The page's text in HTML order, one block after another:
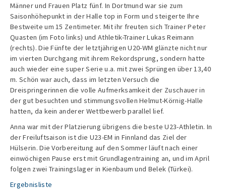
Männer und Frauen Platz fünf. In Dortmund war sie zum
Saisonhöhepunkt in der Halle top in Form und steigerte Ihre
Bestweite um 15 Zentimeter. Mit ihr freuten sich Trainer Peter
Quasten (im Foto links) und Athletik-Trainer Lukas Reimann
(rechts). Die Fünfte der letztjährigen U20-WM glänzte nicht nur
im vierten Durchgang mit ihrem Rekordsprung, sondern hatte
auch wieder eine super Serie u.a. mit zwei Sprüngen über 13,40
m. Schön war auch, dass im letzten Versuch die
Dreispringerinnen die volle Aufmerksamkeit der Zuschauer in
der gut besuchten und stimmungsvollen Helmut-Körnig-Halle
hatten, da kein anderer Wettbewerb parallel lief.
Anna war mit der Platzierung übrigens die beste U23-Athletin. In
der Freiluftsaison ist die U23-EM in Finnland das Ziel der
Hülserin. Die Vorbereitung auf den Sommer läuft nach einer
einwöchigen Pause erst mit Grundlagentraining an, und im April
folgen zwei Trainingslager in Kienbaum und Belek (Türkei).
Ergebnisliste